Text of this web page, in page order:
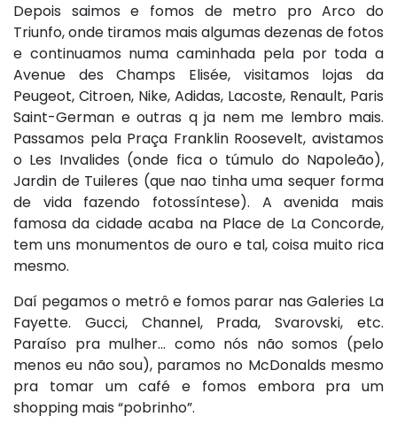
Depois saimos e fomos de metro pro Arco do
Triunfo, onde tiramos mais algumas dezenas de fotos
e continuamos numa caminhada pela por toda a
Avenue des Champs Elisée, visitamos lojas da
Peugeot, Citroen, Nike, Adidas, Lacoste, Renault, Paris
Saint-German e outras q ja nem me lembro mais.
Passamos pela Praça Franklin Roosevelt, avistamos
o Les Invalides (onde fica o túmulo do Napoleão),
Jardin de Tuileres (que nao tinha uma sequer forma
de vida fazendo fotossíntese). A avenida mais
famosa da cidade acaba na Place de La Concorde,
tem uns monumentos de ouro e tal, coisa muito rica
mesmo.
Daí pegamos o metrô e fomos parar nas Galeries La
Fayette. Gucci, Channel, Prada, Svarovski, etc.
Paraíso pra mulher… como nós não somos (pelo
menos eu não sou), paramos no McDonalds mesmo
pra tomar um café e fomos embora pra um
shopping mais “pobrinho”.